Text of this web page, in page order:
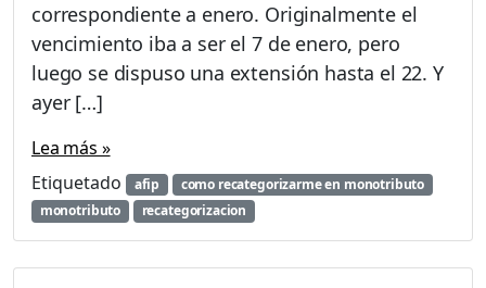
correspondiente a enero. Originalmente el
vencimiento iba a ser el 7 de enero, pero
luego se dispuso una extensión hasta el 22. Y
ayer […]
Lea más »
Etiquetado
afip
como recategorizarme en monotributo
monotributo
recategorizacion